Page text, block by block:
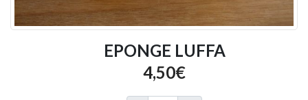
EPONGE LUFFA
4,50€